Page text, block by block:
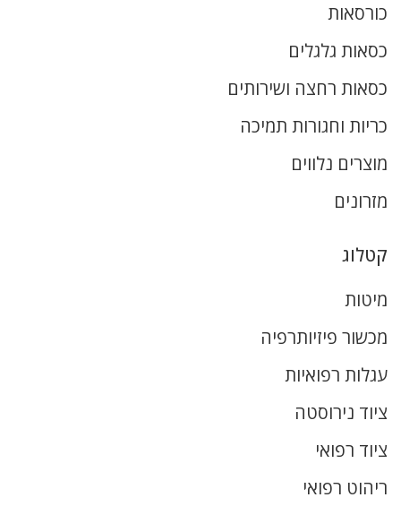
כורסאות
כסאות גלגלים
כסאות רחצה ושירותים
כריות וחגורות תמיכה
מוצרים נלווים
מזרונים
קטלוג
מיטות
מכשור פיזיותרפיה
עגלות רפואיות
ציוד נירוסטה
ציוד רפואי
ריהוט רפואי